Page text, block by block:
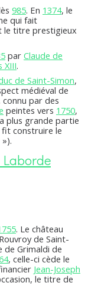
985. En 1374, le
qui fait
le titre prestigieux
par Claude de
XIII.
de Saint-Simon,
médiéval de
par des
peintes vers 1750,
plus grande partie
fit construire le
. Le château
de Saint-
de Grimaldi de
, celle-ci cède le
Jean-Joseph
le titre de